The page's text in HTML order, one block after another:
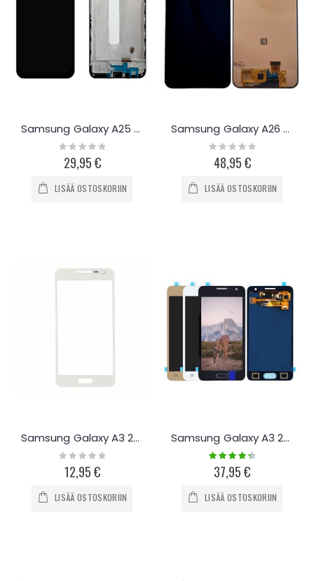
Samsung Galaxy A25 näyttö
Rating:
0%
29,95 €
LISÄÄ OSTOSKORIIN
Samsung Galaxy A26 5G näyttö
Rating:
0%
48,95 €
LISÄÄ OSTOSKORIIN
Samsung Galaxy A3 2015 Näytön lasi
Rating:
0%
12,95 €
LISÄÄ OSTOSKORIIN
Samsung Galaxy A3 2015 Näyttö ja kosketuspaneeli
Rating:
90%
37,95 €
LISÄÄ OSTOSKORIIN